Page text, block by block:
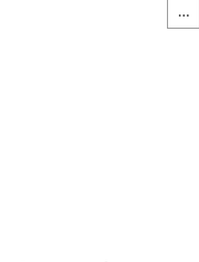
…